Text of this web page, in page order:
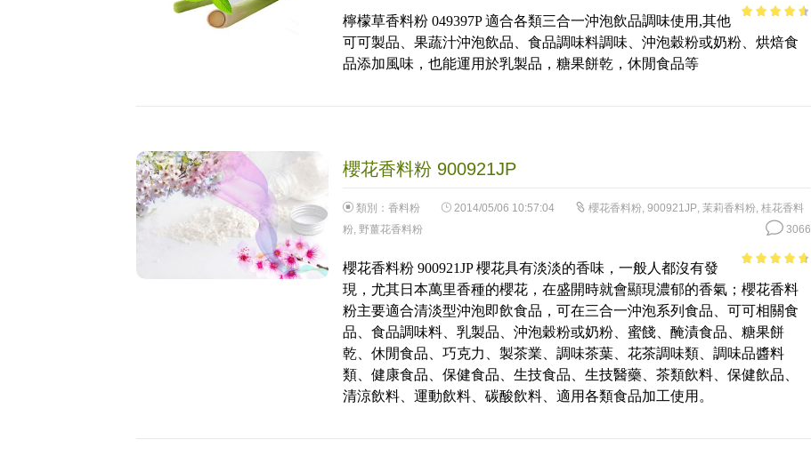
of 5
檸檬草香料粉 049397P 適合各類三合一沖泡飲品調味使用,其他
可可製品、果蔬汁沖泡飲品、食品調味料調味、沖泡穀粉或奶粉、烘焙食
品添加風味，也能運用於乳製品，糖果餅乾，休閒食品等
櫻花香料粉 900921JP
類別： 香料粉 2014/05/06 10:57:04 櫻花香料粉, 900921JP, 茉莉香料粉, 桂花香料
粉, 野薑花香料粉 3066
5
櫻花香料粉 900921JP 櫻花具有淡淡的香味，一般人都沒有發
現，尤其日本萬里香種的櫻花，在盛開時就會顯現濃郁的香氣；櫻花香料
粉主要適合清淡型沖泡即飲食品，可在三合一沖泡系列食品、可可相關食
品、食品調味料、乳製品、沖泡穀粉或奶粉、蜜餞、醃漬食品、糖果餅
乾、休閒食品、巧克力、製茶業、調味茶葉、花茶調味類、調味品醬料
類、健康食品、保健食品、生技食品、生技醫藥、茶類飲料、保健飲品、
清涼飲料、運動飲料、碳酸飲料、適用各類食品加工使用。